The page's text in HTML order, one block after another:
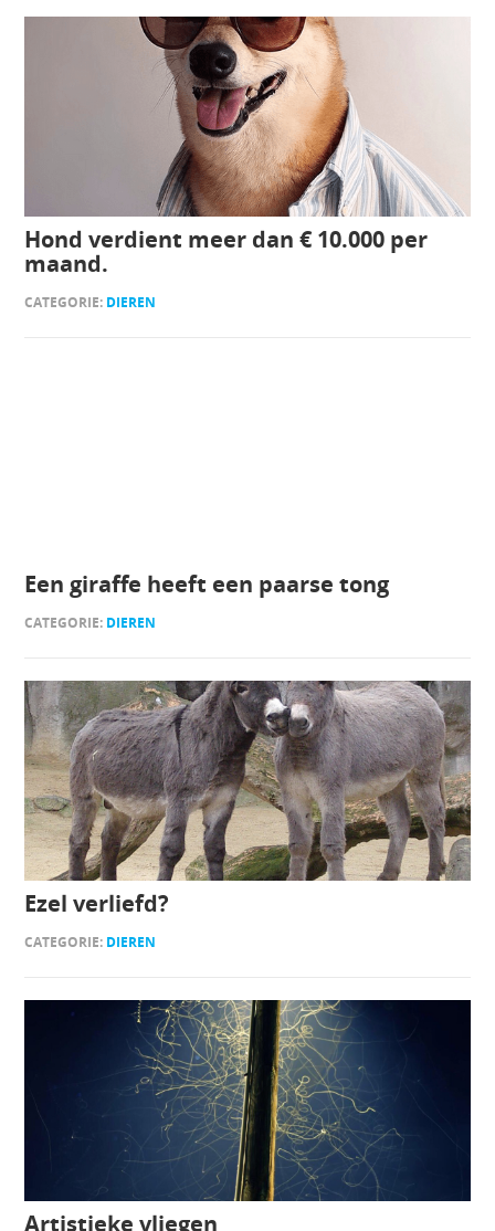
Hond verdient meer dan € 10.000 per
maand.
CATEGORIE: DIEREN
Een giraffe heeft een paarse tong
CATEGORIE: DIEREN
Ezel verliefd?
CATEGORIE: DIEREN
Artistieke vliegen